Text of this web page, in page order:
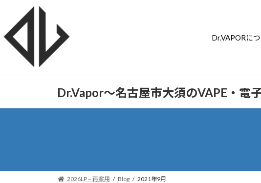
Dr.VAPORに
Dr.Vapor〜名古屋市大須のVAPE・電
2026LP – 再案用 Blog 2021年9月